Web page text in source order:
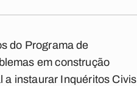
do Programa de
em construção
a instaurar Inquéritos Civis